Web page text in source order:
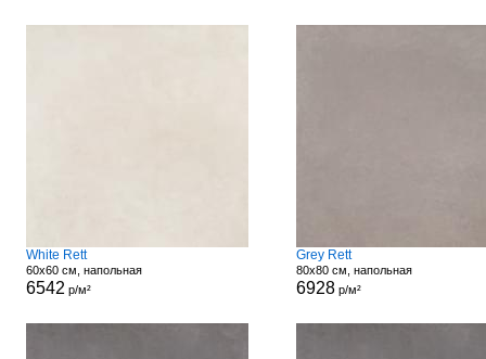
White Rett
60x60 см, напольная
6542 р/м²
Grey Rett
80x80 см, напольная
6928р/м²